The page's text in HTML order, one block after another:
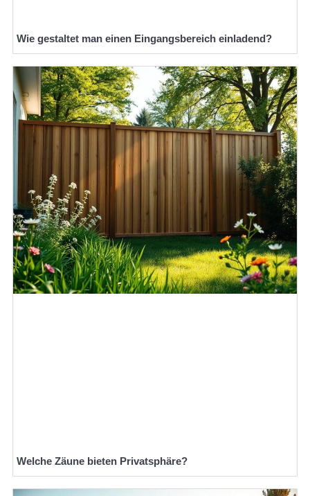
Wie gestaltet man einen Eingangsbereich einladend?
Welche Zäune bieten Privatsphäre?